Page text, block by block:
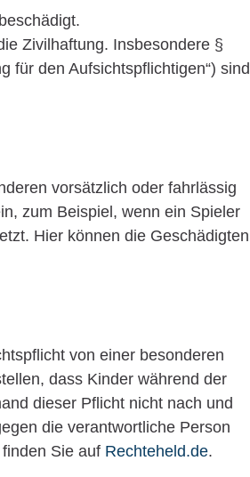
Zivilhaftung. Insbesondere §
für den Aufsichtspflichtigen“) sind
vorsätzlich oder fahrlässig
zum Beispiel, wenn ein Spieler
Hier können die Geschädigten
von einer besonderen
dass Kinder während der
dieser Pflicht nicht nach und
die verantwortliche Person
Sie auf Rechteheld.de.